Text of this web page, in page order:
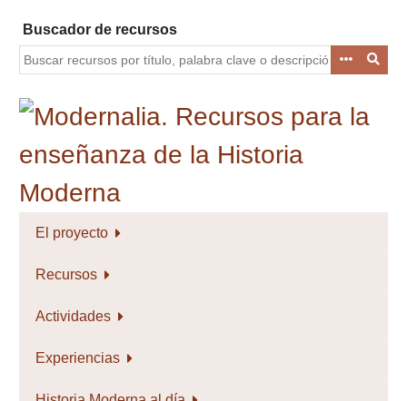
contenido
principal
Buscador de recursos
El proyecto
Recursos
Actividades
Experiencias